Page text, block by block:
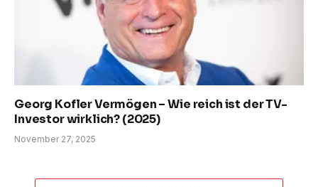
Georg Kofler Vermögen – Wie reich ist der TV-
Investor wirklich? (2025)
November 27, 2025